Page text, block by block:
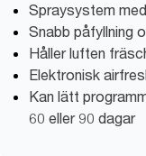
Spraysystem
Snabb påfyllning
Håller luften
Elektronisk
Kan lätt
60 eller 90 dagar